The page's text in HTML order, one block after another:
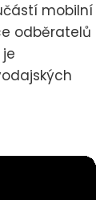
mobilní
odběratelů